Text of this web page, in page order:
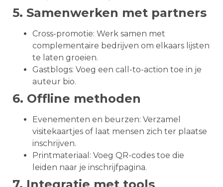
5. Samenwerken met partners
Cross-promotie: Werk samen met
complementaire bedrijven om elkaars lijsten
te laten groeien.
Gastblogs: Voeg een call-to-action toe in je
auteur bio.
6. Offline methoden
Evenementen en beurzen: Verzamel
visitekaartjes of laat mensen zich ter plaatse
inschrijven.
Printmateriaal: Voeg QR-codes toe die
leiden naar je inschrijfpagina.